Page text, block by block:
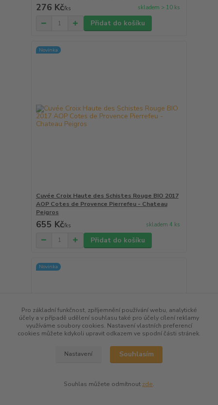
276 Kč/ks skladem > 10 ks
Přidat do košíku
Novinka
Cuvée Croix Haute des Schistes Rouge BIO 2017
AOP Cotes de Provence Pierrefeu - Chateau
Peigros
655 Kč/ks skladem 4 ks
Přidat do košíku
Novinka
Pro základní funkčnost, zpříjemnění používání webu, analytické
účely a v případě udělení souhlasu také pro účely cílení reklamy
využíváme soubory cookies. Nastavení vlastních preferencí
cookies můžete kdykoli upravit odkazem ve spodní části stránek.
Nastavení Souhlasím
Souhlas můžete odmítnout zde.